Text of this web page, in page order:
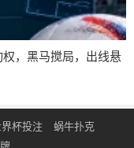
，黑马搅局，出线悬
杯投注
蜗牛扑克